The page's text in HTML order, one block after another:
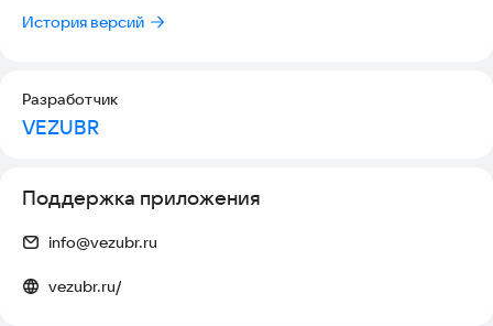
необходимо выполнить
- Передача в онлайн режиме информации о текущем
История версий
Разработчик
VEZUBR
Поддержка приложения
info@vezubr.ru
vezubr.ru/